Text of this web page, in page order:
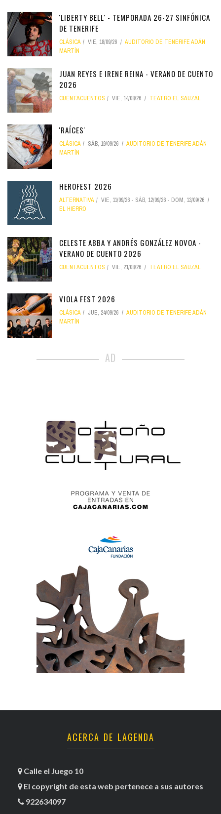
'LIBERTY BELL' - TEMPORADA 26-27 SINFÓNICA
DE TENERIFE
CLÁSICA VIE, 18/09/26
AUDITORIO DE TENERIFE ADÁN
MARTÍN
JUAN REYES E IRENE REINA - VERANO DE CUENTO
2026
CUENTACUENTOS VIE, 14/08/26 TEATRO EL SAUZAL
'RAÍCES'
CLÁSICA SÁB, 19/09/26
AUDITORIO DE TENERIFE ADÁN
MARTÍN
HEROFEST 2026
ALTERNATIVA VIE, 11/09/26 - SÁB, 12/09/26 - DOM, 13/09/26
EL HIERRO
CELESTE ABBA Y ANDRÉS GONZÁLEZ NOVOA -
VERANO DE CUENTO 2026
CUENTACUENTOS VIE, 21/08/26 TEATRO EL SAUZAL
VIOLA FEST 2026
CLÁSICA JUE, 24/09/26
AUDITORIO DE TENERIFE ADÁN
MARTÍN
AD
ACERCA DE LAGENDA
Calle el Juego 10
El copyright de esta web pertenece a sus autores
922634097